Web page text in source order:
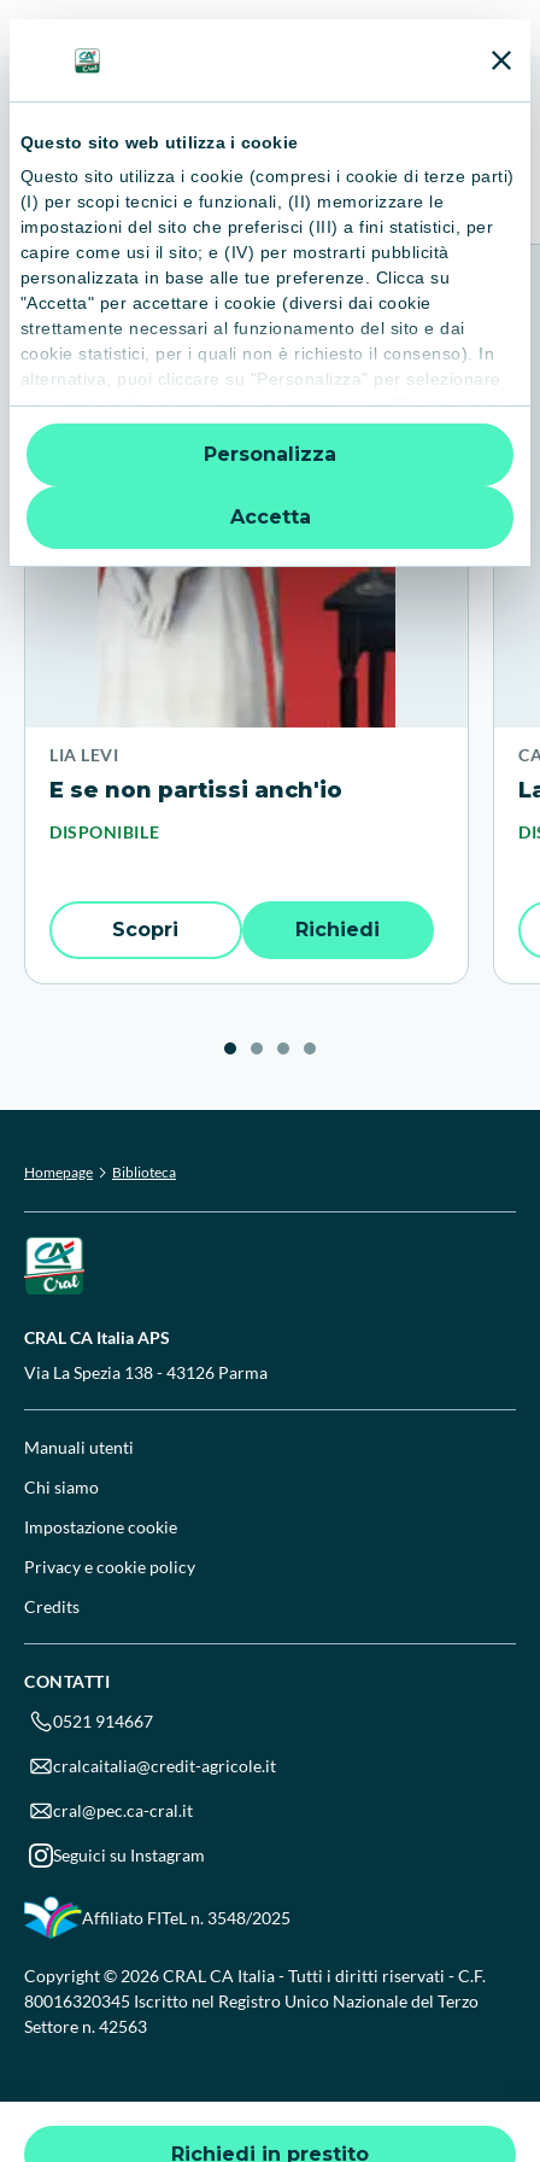
Questo sito web utilizza i cookie
Questo sito utilizza i cookie (compresi i cookie di terze parti)
(I) per scopi tecnici e funzionali, (II) memorizzare le
impostazioni del sito che preferisci (III) a fini statistici, per
capire come usi il sito; e (IV) per mostrarti pubblicità
personalizzata in base alle tue preferenze. Clicca su
"Accetta" per accettare i cookie (diversi dai cookie
strettamente necessari al funzionamento del sito e dai
cookie statistici, per i quali non è richiesto il consenso). In
alternativa, puoi cliccare su "Personalizza" per selezionare
le categorie di cookie che desideri accettare. Cliccando sulla
“X” le impostazioni predefinite vengono lasciate invariate e
quindi la navigazione può continuare senza cookie o altri
strumenti di tracciamento diversi da quelli tecnici. Per
ulteriori informazioni:
informativa privacy
Accetta
Personalizza
Richiedi in prestito
Consigliati per te
LIA LEVI
E se non partissi anch'io
DISPONIBILE
Scopri Richiedi
Homepage Biblioteca
CRAL CA Italia APS
Via La Spezia 138 - 43126 Parma
Manuali utenti
Chi siamo
Impostazione cookie
Privacy e cookie policy
Credits
CONTATTI
0521 914667
cralcaitalia@credit-agricole.it
cral@pec.ca-cral.it
Seguici su Instagram
Affiliato FITeL n. 3548/2025
Copyright © 2026 CRAL CA Italia - Tutti i diritti riservati - C.F.
80016320345 Iscritto nel Registro Unico Nazionale del Terzo
Settore n. 42563